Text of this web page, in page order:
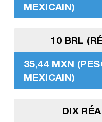
MEXICAIN)
10 BRL
35,44 MXN
MEXICAIN)
DIX